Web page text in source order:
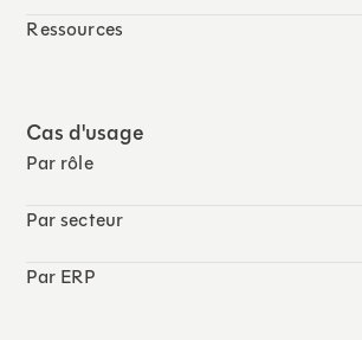
Ressources
Cas d'usage
Par rôle
Par secteur
Par ERP